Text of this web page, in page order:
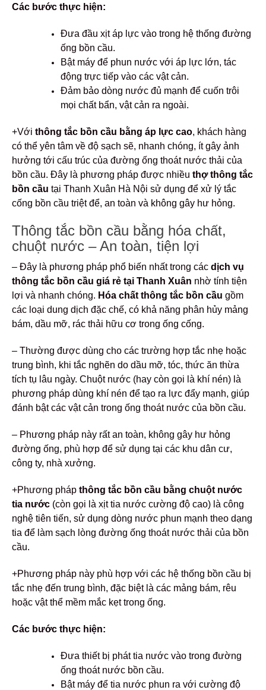
Các bước thực hiện:
Đưa đầu xịt áp lực vào trong hệ thống đường
ống bồn cầu.
Bật máy để phun nước với áp lực lớn, tác
động trực tiếp vào các vật cản.
Đảm bảo dòng nước đủ mạnh để cuốn trôi
mọi chất bẩn, vật cản ra ngoài.
+Với thông tắc bồn cầu bằng áp lực cao, khách hàng
có thể yên tâm về độ sạch sẽ, nhanh chóng, ít gây ảnh
hưởng tới cấu trúc của đường ống thoát nước thải của
bồn cầu. Đây là phương pháp được nhiều thợ thông tắc
bồn cầu tại Thanh Xuân Hà Nội sử dụng để xử lý tắc
cống bồn cầu triệt để, an toàn và không gây hư hỏng.
Thông tắc bồn cầu bằng hóa chất,
chuột nước – An toàn, tiện lợi
– Đây là phương pháp phổ biến nhất trong các dịch vụ
thông tắc bồn cầu giá rẻ tại Thanh Xuân nhờ tính tiện
lợi và nhanh chóng. Hóa chất thông tắc bồn cầu gồm
các loại dung dịch đặc chế, có khả năng phân hủy mảng
bám, dầu mỡ, rác thải hữu cơ trong ống cống.
– Thường được dùng cho các trường hợp tắc nhẹ hoặc
trung bình, khi tắc nghẽn do dầu mỡ, tóc, thức ăn thừa
tích tụ lâu ngày. Chuột nước (hay còn gọi là khí nén) là
phương pháp dùng khí nén để tạo ra lực đẩy mạnh, giúp
đánh bật các vật cản trong ống thoát nước của bồn cầu.
– Phương pháp này rất an toàn, không gây hư hỏng
đường ống, phù hợp để sử dụng tại các khu dân cư,
công ty, nhà xưởng.
+Phương pháp thông tắc bồn cầu bằng chuột nước
tia nước (còn gọi là xịt tia nước cường độ cao) là công
nghệ tiên tiến, sử dụng dòng nước phun mạnh theo dạng
tia để làm sạch lòng đường ống thoát nước thải của bồn
cầu.
+Phương pháp này phù hợp với các hệ thống bồn cầu bị
tắc nhẹ đến trung bình, đặc biệt là các mảng bám, rêu
hoặc vật thể mềm mắc kẹt trong ống.
Các bước thực hiện:
Đưa thiết bị phát tia nước vào trong đường
ống thoát nước bồn cầu.
Bật máy để tia nước phun ra với cường độ